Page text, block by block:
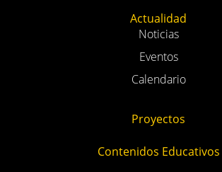
Actualidad
Noticias
Eventos
Calendario
Proyectos
Contenidos Educativos